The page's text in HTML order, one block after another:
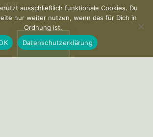
Menu
XP.DT ausschließlich funktionale Cookies. Du
nur weiter nutzen, wenn das für Dich in
Ordnung ist.
Datenschutzerklärung